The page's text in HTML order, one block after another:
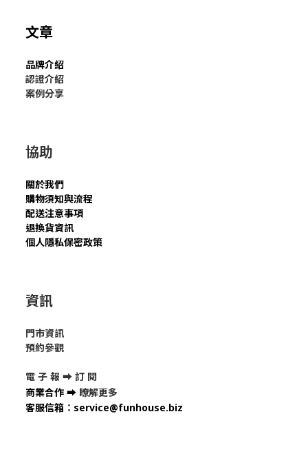
文章
品牌介紹
認證介紹
案例分享
協助
關於我們
購物須知與流程
配送注意事項
退換貨資訊
個人隱私保密政策
資訊
門市資訊
預約參觀
電 子 報 ➡ 訂 閱
商業合作 ➡ 瞭解更多
客服信箱 ： service@funhouse.biz